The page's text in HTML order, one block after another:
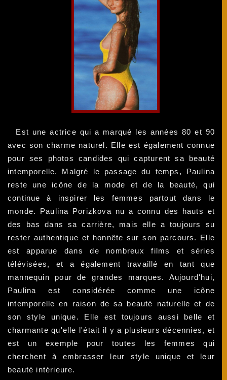
Est une actrice qui a marqué les années 80 et 90
avec son charme naturel. Elle est également connue
pour ses photos candides qui capturent sa beauté
intemporelle. Malgré le passage du temps, Paulina
reste une icône de la mode et de la beauté, qui
continue à inspirer les femmes partout dans le
monde. Paulina Porizkova nu a connu des hauts et
des bas dans sa carrière, mais elle a toujours su
rester authentique et honnête sur son parcours. Elle
est apparue dans de nombreux films et séries
télévisées, et a également travaillé en tant que
mannequin pour de grandes marques. Aujourd'hui,
Paulina est considérée comme une icône
intemporelle en raison de sa beauté naturelle et de
son style unique. Elle est toujours aussi belle et
charmante qu'elle l'était il y a plusieurs décennies, et
est un exemple pour toutes les femmes qui
cherchent à embrasser leur style unique et leur
beauté intérieure.